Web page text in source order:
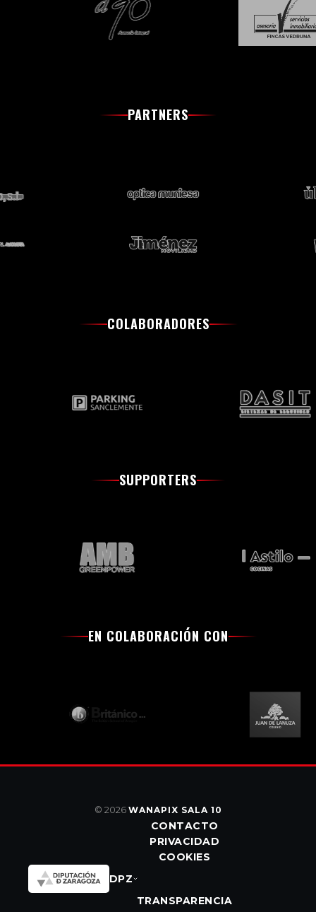
PARTNERS
COLABORADORES
SUPPORTERS
EN COLABORACIÓN CON
© 2026 WANAPIX SALA 10
CONTACTO
PRIVACIDAD
COOKIES
DPZ
TRANSPARENCIA